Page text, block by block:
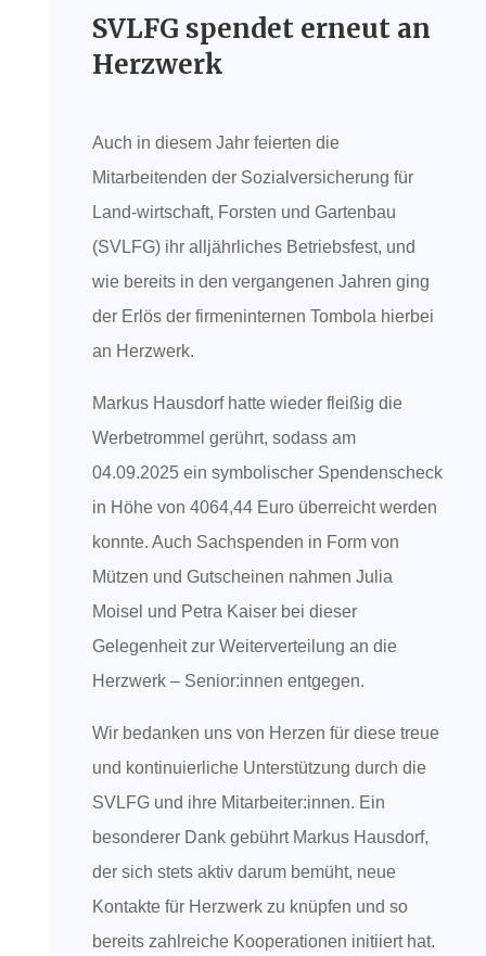
SVLFG spendet erneut an
Herzwerk
Auch in diesem Jahr feierten die
Mitarbeitenden der Sozialversicherung für
Land-wirtschaft, Forsten und Gartenbau
(SVLFG) ihr alljährliches Betriebsfest, und
wie bereits in den vergangenen Jahren ging
der Erlös der firmeninternen Tombola hierbei
an Herzwerk.
Markus Hausdorf hatte wieder fleißig die
Werbetrommel gerührt, sodass am
04.09.2025 ein symbolischer Spendenscheck
in Höhe von 4064,44 Euro überreicht werden
konnte. Auch Sachspenden in Form von
Mützen und Gutscheinen nahmen Julia
Moisel und Petra Kaiser bei dieser
Gelegenheit zur Weiterverteilung an die
Herzwerk – Senior:innen entgegen.
Wir bedanken uns von Herzen für diese treue
und kontinuierliche Unterstützung durch die
SVLFG und ihre Mitarbeiter:innen. Ein
besonderer Dank gebührt Markus Hausdorf,
der sich stets aktiv darum bemüht, neue
Kontakte für Herzwerk zu knüpfen und so
bereits zahlreiche Kooperationen initiiert hat.